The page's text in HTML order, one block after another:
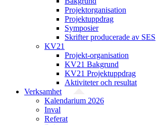
Projekt­organisation
Projektuppdrag
Symposier
Skrifter producerade av SES
KV21
Projekt-organisation
KV21 Bakgrund
KV21 Projektuppdrag
Aktiviteter och resultat
Verksamhet
Kalendarium 2026
Inval
Referat